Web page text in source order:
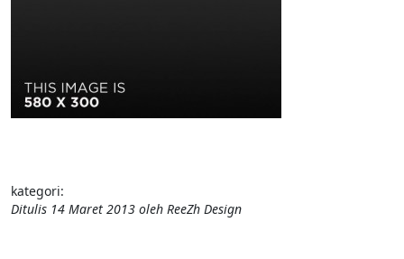
kategori:
Ditulis 14 Maret 2013 oleh ReeZh Design